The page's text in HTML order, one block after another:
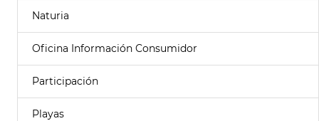
Naturia
Oficina Información Consumidor
Participación
Playas